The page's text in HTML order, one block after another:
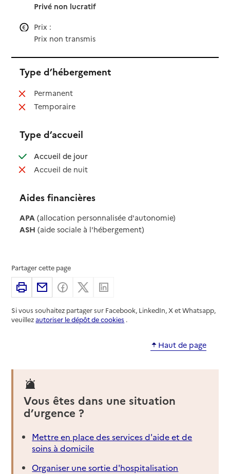
Privé non lucratif
Prix :
Prix non transmis
Type d’hébergement
Permanent: non disponible
Temporaire: non disponible
Type d’accueil
Accueil de jour: disponible
Accueil de nuit: non disponible
Aides financières
APA (allocation personnalisée d'autonomie)
ASH (aide sociale à l'hébergement)
Partager cette page
ImprimerPartager par email
Partager sur Facebook
Partager sur X
Si vous souhaitez partager sur Facebook, LinkedIn, X et Whatsapp,
veuillezautoriser le dépôt de cookies .
Haut de page
Vous êtes dans une situation
d’urgence ?
Mettre en place des services d'aide et de
soins à domicile
Organiser une sortie d'hospitalisation